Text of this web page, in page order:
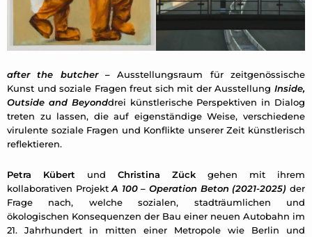
after the butcher–Ausstellungsraum für zeitgenössische
Kunst und soziale Fragen freut sich mit der Ausstellung Inside,
Outside and Beyonddrei künstlerische Perspektiven in Dialog
treten zu lassen, die auf eigenständige Weise, verschiedene
virulente soziale Fragen und Konflikte unserer Zeit künstlerisch
reflektieren.
Petra Kübert und Christina Zück gehen mit ihrem
kollaborativen ProjektA 100 – Operation Beton (2021-2025) der
Frage nach, welche sozialen, stadträumlichen und
ökologischen Konsequenzen der Bau einer neuen Autobahn im
21. Jahrhundert in mitten einer Metropole wie Berlin und